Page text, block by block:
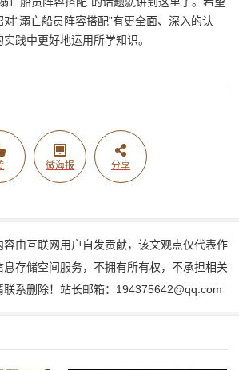
“溺亡船员阵容搭配”有更全面、深入的认
践中更好地运用所学知识。
微海报 分享
由互联网用户自发贡献，该文观点仅代表作
存储空间服务，不拥有所有权，不承担相关
联系删除！站长邮箱：194375642@qq.com